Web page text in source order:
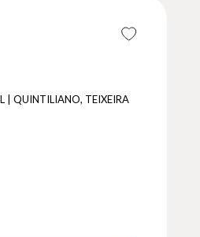
| QUINTILIANO, TEIXEIRA